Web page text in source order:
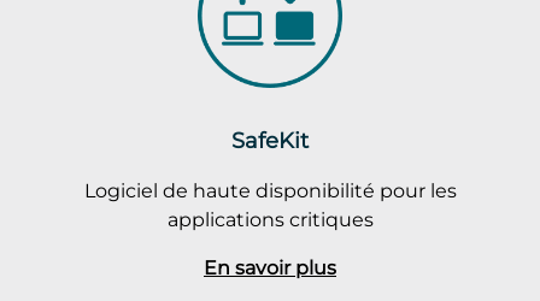
SafeKit
Logiciel de haute disponibilité pour les
applications critiques
En savoir plus